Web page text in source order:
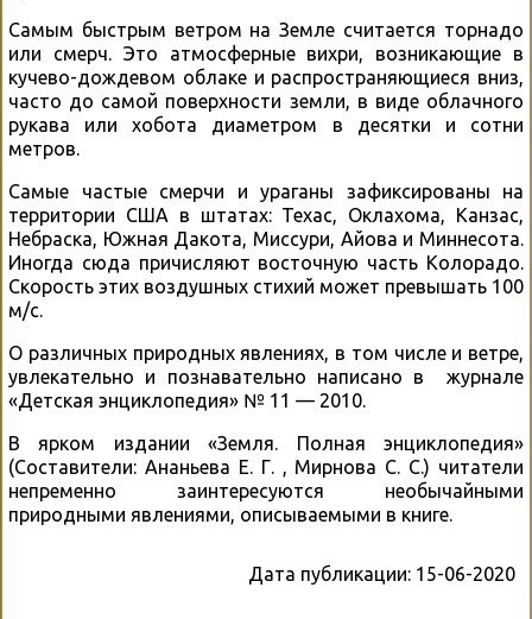
Самым быстрым ветром на Земле считается торнадо
или смерч. Это атмосферные вихри, возникающие в
кучево-дождевом облаке и распространяющиеся вниз,
часто до самой поверхности земли, в виде облачного
рукава или хобота диаметром в десятки и сотни
метров.
Самые частые смерчи и ураганы зафиксированы на
территории США в штатах: Техас, Оклахома, Канзас,
Небраска, Южная Дакота, Миссури, Айова и Миннесота.
Иногда сюда причисляют восточную часть Колорадо.
Скорость этих воздушных стихий может превышать 100
м/с.
О различных природных явлениях, в том числе и ветре,
увлекательно и познавательно написано в журнале
«Детская энциклопедия» № 11 — 2010.
В ярком издании «Земля. Полная энциклопедия»
(Составители: Ананьева Е. Г. , Мирнова С. С.) читатели
непременно заинтересуются необычайными
природными явлениями, описываемыми в книге.
Дата публикации: 15-06-2020